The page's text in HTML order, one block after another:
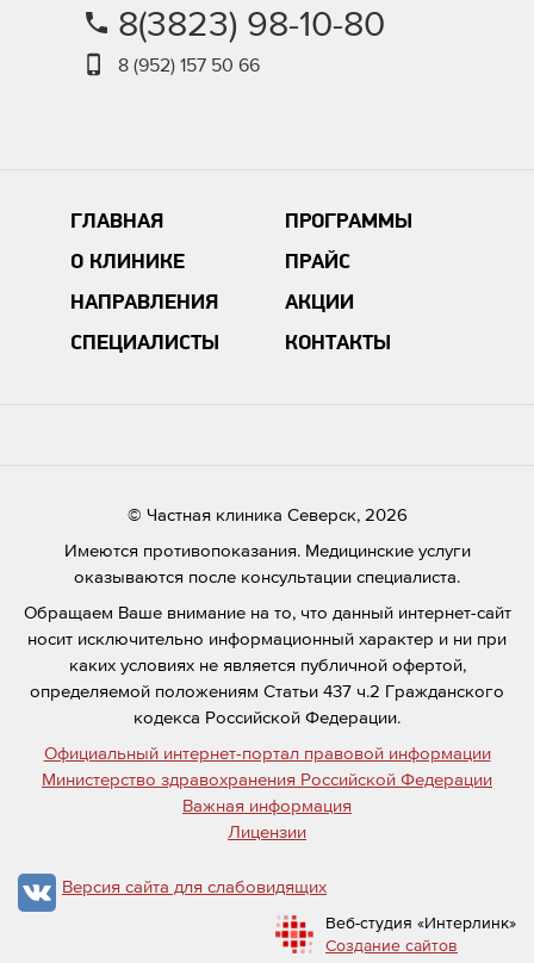
8(3823) 98-10-80
8 (952) 157 50 66
ГЛАВНАЯ
О КЛИНИКЕ
НАПРАВЛЕНИЯ
СПЕЦИАЛИСТЫ
ПРОГРАММЫ
ПРАЙС
АКЦИИ
КОНТАКТЫ
© Частная клиника Северск, 2026
Имеются противопоказания. Медицинские услуги
оказываются после консультации специалиста.
Обращаем Ваше внимание на то, что данный интернет-сайт
носит исключительно информационный характер и ни при
каких условиях не является публичной офертой,
определяемой положениям Статьи 437 ч.2 Гражданского
кодекса Российской Федерации.
Официальный интернет-портал правовой информации
Министерство здравохранения Российской Федерации
Важная информация
Лицензии
Версия сайта для слабовидящих
Веб-студия «Интерлинк»
Создание сайтов